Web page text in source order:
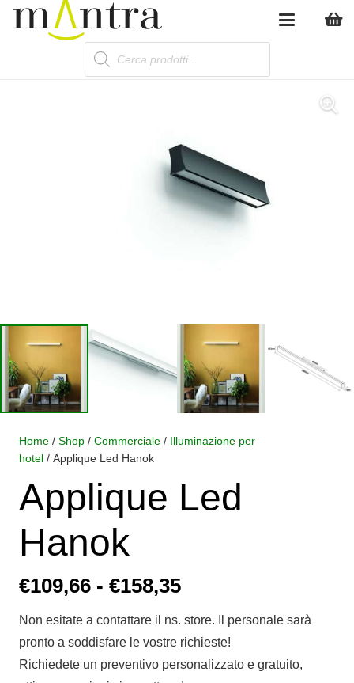
Products
search
Home / Shop / Commerciale / Illuminazione per
hotel / Applique Led Hanok
Applique Led
Hanok
€109,66 - €158,35Fascia
prezzo:
da
€109,66
Non esitate a contattare il ns. store. Il personale sarà
pronto a soddisfare le vostre richieste!
Richiedete un preventivo personalizzato e gratuito,